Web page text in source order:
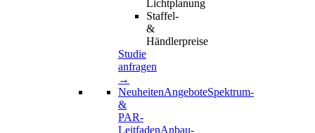
Lichtplanung
Staffel-
&
Händlerpreise
Studie
anfragen
→
NeuheitenAngeboteSpektrum-
&
PAR-
LeitfadenAnbau-